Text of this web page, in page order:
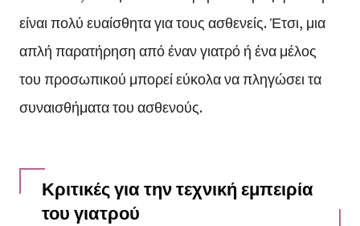
είναι πολύ ευαίσθητα για τους ασθενείς. Έτσι, μια
απλή παρατήρηση από έναν γιατρό ή ένα μέλος
του προσωπικού μπορεί εύκολα να πληγώσει τα
συναισθήματα του ασθενούς.
Κριτικές για την τεχνική εμπειρία
του γιατρού